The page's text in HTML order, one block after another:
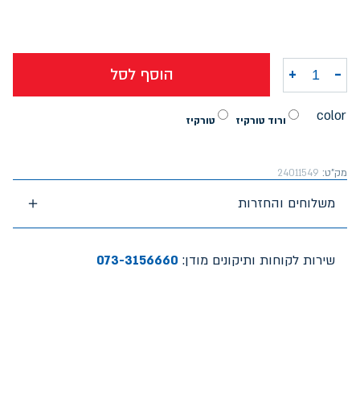
color ורוד טורקיז טורקיז
- כמות של קלמר 2 תאים מואנה
+ הוסף לסל
מק"ט: 24011549
משלוחים והחזרות
שירות לקוחות ותיקונים מודן: 073-3156660